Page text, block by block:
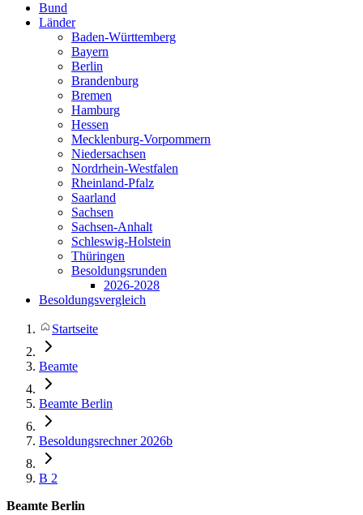
Bund
Länder
Baden-Württemberg
Bayern
Berlin
Brandenburg
Bremen
Hamburg
Hessen
Mecklenburg-Vorpommern
Niedersachsen
Nordrhein-Westfalen
Rheinland-Pfalz
Saarland
Sachsen
Sachsen-Anhalt
Schleswig-Holstein
Thüringen
Besoldungsrunden
2026-2028
Besoldungsvergleich
Startseite
Beamte
Beamte Berlin
Besoldungsrechner 2026b
B 2
Beamte Berlin